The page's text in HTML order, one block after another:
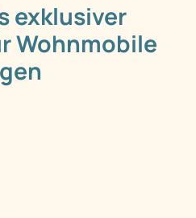
exklusiver
Wohnmobile